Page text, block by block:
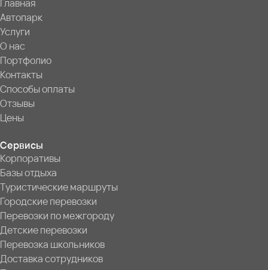
Главная
Автопарк
Услуги
О нас
Портфолио
Контакты
Способы оплаты
Отзывы
Цены
Сервисы
Корпоративы
Базы отдыха
Туристические маршруты
Городские перевозки
Перевозки по межгороду
Детские перевозки
Перевозка школьников
Доставка сотрудников